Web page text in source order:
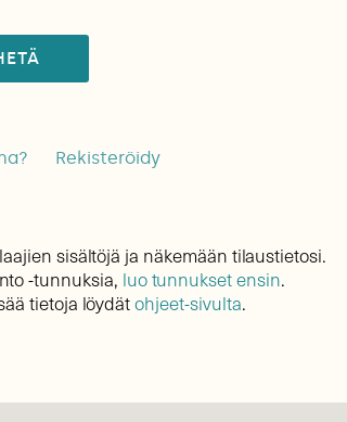
Rekisteröidy
sisältöjä ja näkemään tilaustietosi.
-tunnuksia, luo tunnukset ensin.
tietoja löydätohjeet-sivulta.